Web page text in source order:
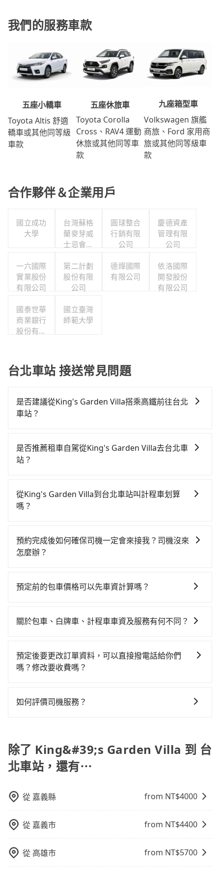
我們的服務車款
五座小轎車
Toyota Altis 舒適
轎車或其他同等級
車款
五座休旅車
Toyota Corolla
Cross、RAV4 運動
休旅或其他同等車
款
九座箱型車
Volkswagen 旗艦
商旅、Ford 家用商
旅或其他同等級車
款
合作夥伴＆企業用戶
國立成功
大學
台灣蘇格
蘭麥芽威
士忌會所
公司
圓球整合
行銷有限
公司
慶德資產
管理有限
公司
一六國際
實業股份
有限公司
第二計劃
股份有限
公司
德燁國際
有限公司
依洛國際
開發股份
有限公司
國泰世華
商業銀行
股份有限
國立臺灣
師範大學
台北車站 接送常見問題
是否建議從King's Garden Villa搭乘高鐵前往台北
車站？
乘坐舒適、省時、較貴，且難叫計程車前往高鐵站！從
最早06:21一直到22:32，嘉義-台北一天最多有59班次高
車程約32分鐘。抵達高鐵站後，步行進站、現場購票並
於月台排隊的時間約15分鐘，再乘坐67~101分鐘（平均
鐘，假設6位同行，高鐵加轉乘之平均每人花費為1,250
元。不過台南市領有合法執照的計程車僅有4,100多輛，
了，台南市少部分小黃司機不按表收費，看乘客是外地
分鐘。長距離移動確實搭乘高鐵可以比坐車快25分鐘，
三人以下要乘車，也可參考tripool的拼車共乘服務，最
多可再節省50%的交通費用。
是否推薦租車自駕從King's Garden Villa去台北車
站？
時不需要閉目養神（因為要自己開車），最重要的是你
當天就要來回，那在台南路邊可隨租隨借的iRent應該是
King's Garden Villa到台北車站的花費預估為
$3,250~3,950（金額差異來自於平假日、車款差異、抵
能的罰單都需自付。再者，和運的iRent只提供最基本的
或九人座可供選擇，而且無人租車最令人詬病的就是車
樣。另外，偶爾也會遇到明明已經預約了時間但上一位
用戶卻遲遲尚未歸還，又或者要還車時卻偏偏找不到停
使用時還是有其區域的限制，實際可停靠的地點與你的
從King's Garden Villa到台北車站叫計程車划算
嗎？
灣大車隊、Uber、Line Taxi、Yoxi等。依照里程跳錶計
算，價格約為5,295~6,400元間，但如改預約tripool可
密度為雙北的4.6%，也就是說要臨時叫到小黃的難度是
預約，以免當場被坑受騙。雖然King's Garden Villa到
tripool的九人座廂型車最高可省$3,200。
預約完成後如何確保司機一定會來接我？司機沒來
怎麼辦？
派車。在出發前一天晚上八點時，會透過電子郵件與簡
繫，可能原本約定的地點不適合暫停而改停靠在附近的
預定前的包車價格可以先車資計算嗎？
無隱藏費用，讓您可以隨時掌握交通開支。
關於包車、白牌車、計程車車資及服務有何不同？
明： 包車：可以依照個人行程需要靈活安排時間，價格
依平台預定時價格而定，通常愈長程價格CP值愈高。 計
比包車貴。 白牌車：通常價格較包車便宜，但司機素
預定後要更改訂單資料，可以直接撥電話給你們
嗎？修改要收費嗎？
想要更改的資訊。只要在用車前一天凌晨六點前完成更
如何評價司機服務？
除了 King&#39;s Garden Villa 到 台
北車站，還有⋯
從 嘉義縣 from NT$4000
從 嘉義市 from NT$4400
從 高雄市 from NT$5700